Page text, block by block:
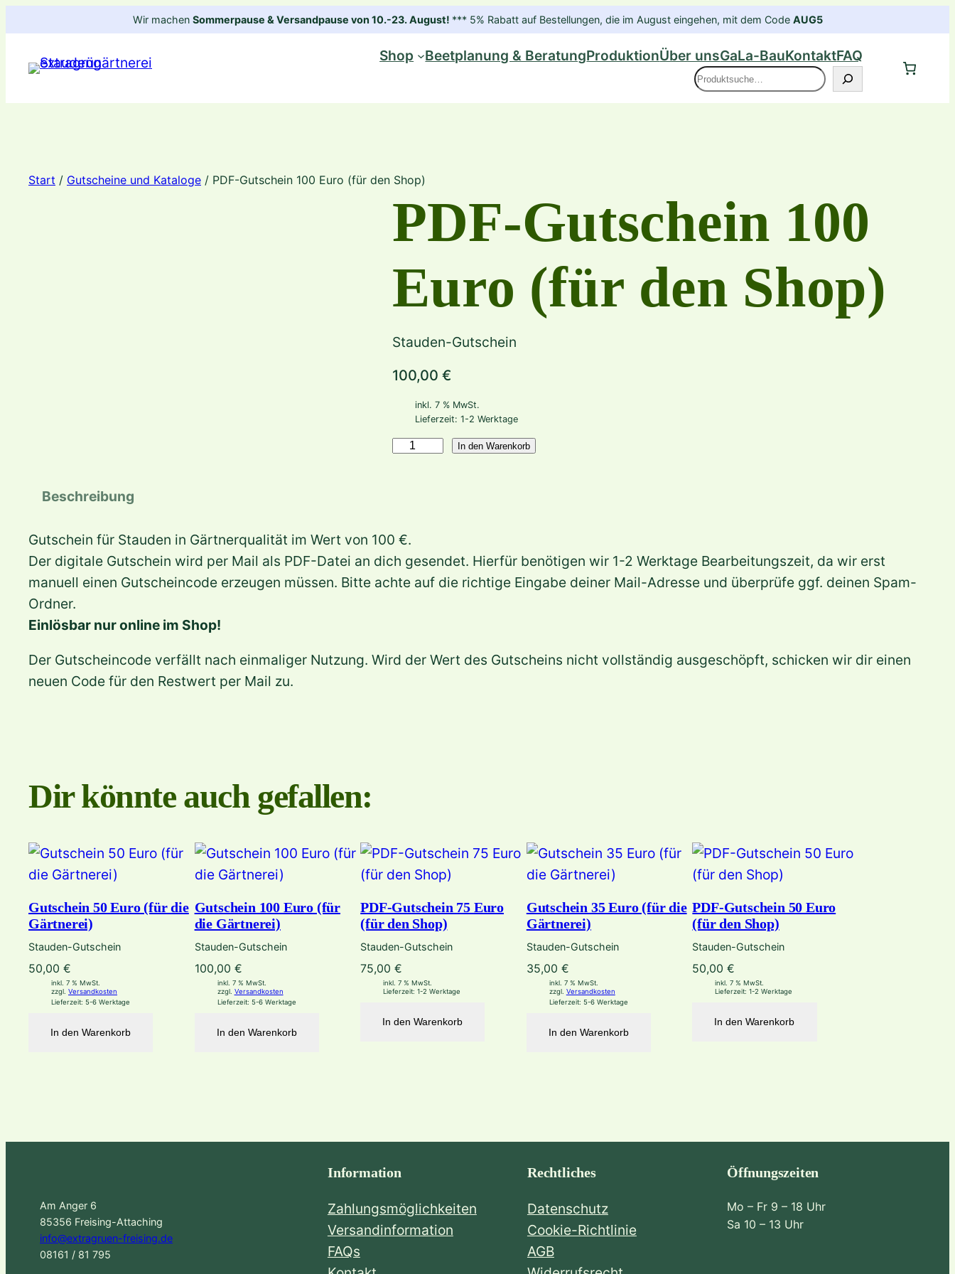
Inhalt
springen
Wir machen Sommerpause & Versandpause von 10.-23. August! *** 5% Rabatt auf Bestellungen, die im August eingehen, mit dem Code AUG5
Shop Beetplanung & BeratungProduktionÜber unsGaLa-BauKontaktFAQ
Suche
Start / Gutscheine und Kataloge / PDF-Gutschein 100 Euro (für den Shop)
PDF-Gutschein 100
Euro (für den Shop)
Stauden-Gutschein
100,00 €
inkl. 7 % MwSt.
Lieferzeit: 1-2 Werktage
G
u
t
e
o
(
ü
d
e
S
n
e
In den Warenkorb
Beschreibung
Gutschein für Stauden in Gärtnerqualität im Wert von 100 €.
Der digitale Gutschein wird per Mail als PDF-Datei an dich gesendet. Hierfür benötigen wir 1-2 Werktage Bearbeitungszeit, da wir erst
manuell einen Gutscheincode erzeugen müssen. Bitte achte auf die richtige Eingabe deiner Mail-Adresse und überprüfe ggf. deinen Spam-
Ordner.
Einlösbar nur online im Shop!
Der Gutscheincode verfällt nach einmaliger Nutzung. Wird der Wert des Gutscheins nicht vollständig ausgeschöpft, schicken wir dir einen
neuen Code für den Restwert per Mail zu.
Dir könnte auch gefallen:
Gutschein 50 Euro (für die
Gärtnerei)
Stauden-Gutschein
50,00 €
inkl. 7 % MwSt.
zzgl. Versandkosten
Lieferzeit: 5-6 Werktage
In den Warenkorb
Gutschein 100 Euro (für
die Gärtnerei)
Stauden-Gutschein
100,00 €
inkl. 7 % MwSt.
zzgl. Versandkosten
Lieferzeit: 5-6 Werktage
In den Warenkorb
PDF-Gutschein 75 Euro
(für den Shop)
Stauden-Gutschein
75,00€
inkl. 7 % MwSt.
Lieferzeit:1-2 Werktage
In den Warenkorb
Gutschein 35 Euro (für die
Gärtnerei)
Stauden-Gutschein
35,00 €
inkl. 7 % MwSt.
zzgl. Versandkosten
Lieferzeit: 5-6 Werktage
In den Warenkorb
PDF-Gutschein 50 Euro
(für den Shop)
Stauden-Gutschein
50,00€
inkl. 7 % MwSt.
Lieferzeit:1-2 Werktage
In den Warenkorb
Am Anger 6
85356 Freising-Attaching
info@extragruen-freising.de
08161 / 81 795
Information
Zahlungsmöglichkeiten
Versandinformation
FAQs
Rechtliches
Datenschutz
Cookie-Richtlinie
AGB
Öffnungszeiten
Mo – Fr 9 – 18 Uhr
Sa 10 – 13 Uhr